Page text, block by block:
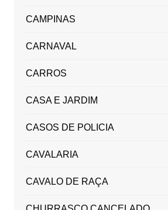
CAMPINAS
CARNAVAL
CARROS
CASA E JARDIM
CASOS DE POLICIA
CAVALARIA
CAVALO DE RAÇA